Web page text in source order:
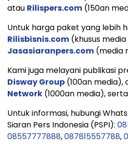
atau Rilispers.com (150an
Untuk harga paket yang lebih
Rilisbisnis.com (khusus
Jasasiaranpers.com (media
Kami juga melayani publikasi
Disway Group (100an media),
Network (1000an media),
Untuk informasi, hubungi
Siaran Pers Indonesia (PSPI):
08557777888,087815557788,